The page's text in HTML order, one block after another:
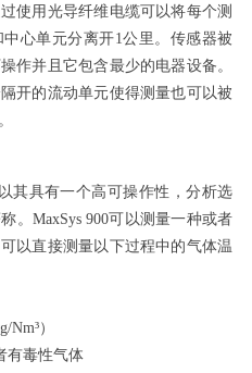
使用光导纤维电缆可以将每个测
心单元分离开1公里。传感器被
作并且它包含最少的电器设备。
开的流动单元使得测量也可以被
其具有一个高可操作性，分析选
。MaxSys 900可以测量一种或者
以直接测量以下过程中的气体温
）
有毒性气体